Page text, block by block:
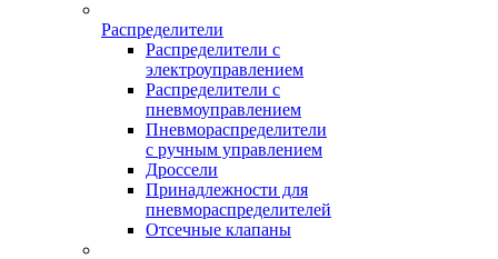
Распределители
Распределители с
электроуправлением
Распределители с
пневмоуправлением
Пневмораспределители
с ручным управлением
Дроссели
Принадлежности для
пневмораспределителей
Отсечные клапаны